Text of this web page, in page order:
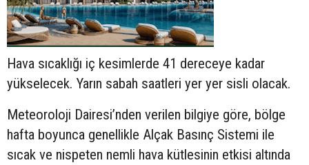
Hava sıcaklığı iç kesimlerde 41 dereceye kadar
yükselecek. Yarın sabah saatleri yer yer sisli olacak.
Meteoroloji Dairesi’nden verilen bilgiye göre, bölge
hafta boyunca genellikle Alçak Basınç Sistemi ile
sıcak ve nispeten nemli hava kütlesinin etkisi altında